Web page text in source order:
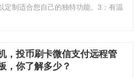
定制适合您自己的独特功能。3：有温
，投币刷卡微信支付远程管
，你了解多少？